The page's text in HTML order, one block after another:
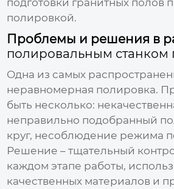
полировкой.
Проблемы и решения в
полировальным станком
Одна из самых
неравномерная полировка.
быть несколько:
неправильно подобранный
круг, несоблюдение режима
Решение – тщательный
каждом этапе работы,
качественных материалов и